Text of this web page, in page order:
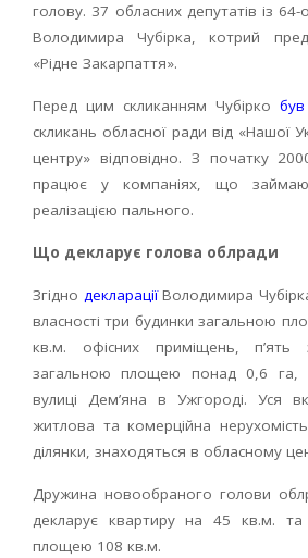
голову. 37 обласних депутатів із
Володимира Чубірка, котрий
«Рідне Закарпаття».
Перед цим скликанням Чубірко був
скликань обласної ради від «Нашої
центру» відповідно. З початку
працює у компаніях, що
реалізацією пального.
Що декларує голова облради
Згідно декларації Володимира
власності три будинки загальною
кв.м. офісних приміщень, п’ять
загальною площею понад 0,6 га,
вулиці Дем’яна в Ужгороді. Уся
житлова та комерційна
ділянки, знаходяться в обласному
Дружина новообраного голови
декларує квартиру на 45 кв.м. та
площею 108 кв.м.